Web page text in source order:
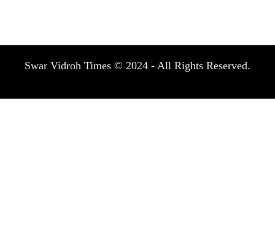
Swar Vidroh Times © 2024 - All Rights Reserved.